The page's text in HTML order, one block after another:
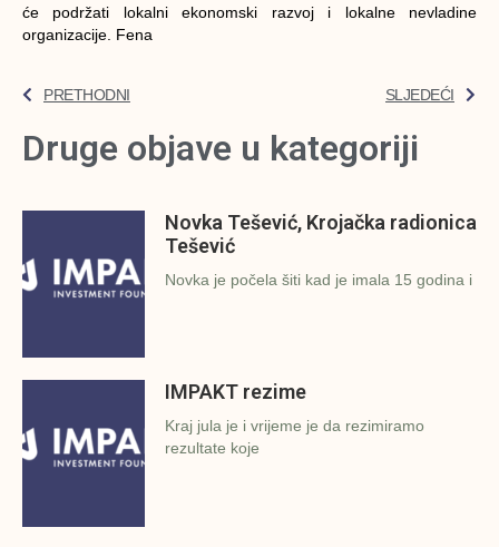
će podržati lokalni ekonomski razvoj i lokalne nevladine
organizacije. Fena
PRETHODNI SLJEDEĆI
Druge objave u kategoriji
Novka Tešević, Krojačka radionica
Tešević
Novka je počela šiti kad je imala 15 godina i
IMPAKT rezime
Kraj jula je i vrijeme je da rezimiramo
rezultate koje